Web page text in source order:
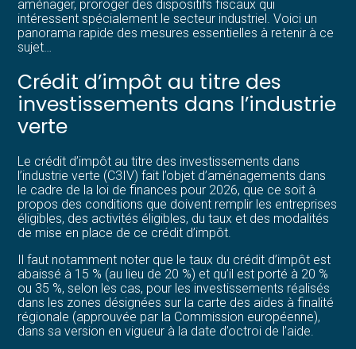
Structurer votre croissance
électronique
aménager, proroger des dispositifs fiscaux qui
intéressent spécialement le secteur industriel. Voici un
panorama rapide des mesures essentielles à retenir à ce
sujet…
Crédit d’impôt au titre des
investissements dans l’industrie
verte
Le crédit d’impôt au titre des investissements dans
l’industrie verte (C3IV) fait l’objet d’aménagements dans
le cadre de la loi de finances pour 2026, que ce soit à
propos des conditions que doivent remplir les entreprises
éligibles, des activités éligibles, du taux et des modalités
de mise en place de ce crédit d’impôt.
Il faut notamment noter que le taux du crédit d’impôt est
abaissé à 15 % (au lieu de 20 %) et qu’il est porté à 20 %
ou 35 %, selon les cas, pour les investissements réalisés
dans les zones désignées sur la carte des aides à finalité
régionale (approuvée par la Commission européenne),
dans sa version en vigueur à la date d’octroi de l’aide.